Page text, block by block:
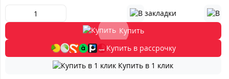
Купить
Купить в рассрочку
Купить в 1 клик